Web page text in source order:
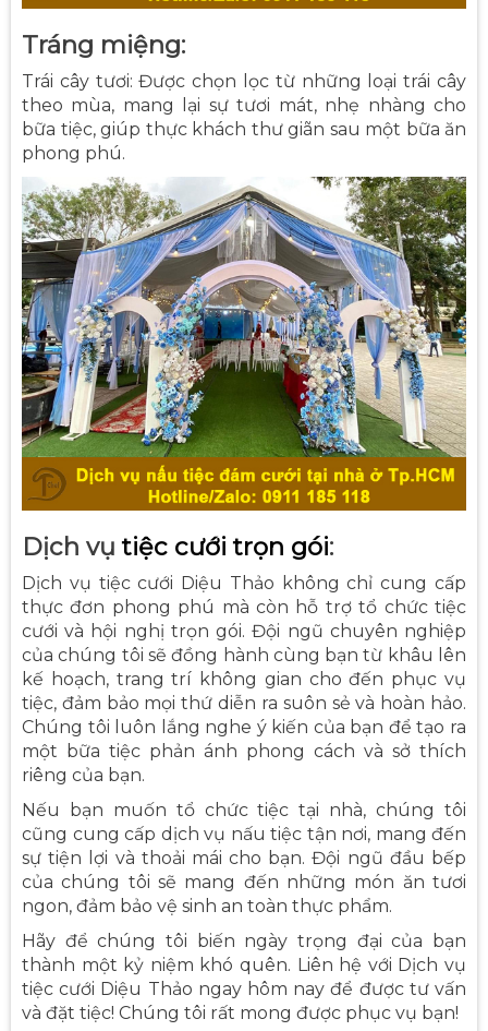
Tráng miệng:
Trái cây tươi: Được chọn lọc từ những loại trái cây
theo mùa, mang lại sự tươi mát, nhẹ nhàng cho
bữa tiệc, giúp thực khách thư giãn sau một bữa ăn
phong phú.
Dịch vụtiệc cưới trọn gói:
Dịch vụ tiệc cưới Diệu Thảo không chỉ cung cấp
thực đơn phong phú mà còn hỗ trợ tổ chức tiệc
cưới và hội nghị trọn gói. Đội ngũ chuyên nghiệp
của chúng tôi sẽ đồng hành cùng bạn từ khâu lên
kế hoạch, trang trí không gian cho đến phục vụ
tiệc, đảm bảo mọi thứ diễn ra suôn sẻ và hoàn hảo.
Chúng tôi luôn lắng nghe ý kiến của bạn để tạo ra
một bữa tiệc phản ánh phong cách và sở thích
riêng của bạn.
Nếu bạn muốn tổ chức tiệc tại nhà, chúng tôi
cũng cung cấp dịch vụ nấu tiệc tận nơi, mang đến
sự tiện lợi và thoải mái cho bạn. Đội ngũ đầu bếp
của chúng tôi sẽ mang đến những món ăn tươi
ngon, đảm bảo vệ sinh an toàn thực phẩm.
Hãy để chúng tôi biến ngày trọng đại của bạn
thành một kỷ niệm khó quên. Liên hệ với Dịch vụ
tiệc cưới Diệu Thảo ngay hôm nay để được tư vấn
và đặt tiệc! Chúng tôi rất mong được phục vụ bạn!